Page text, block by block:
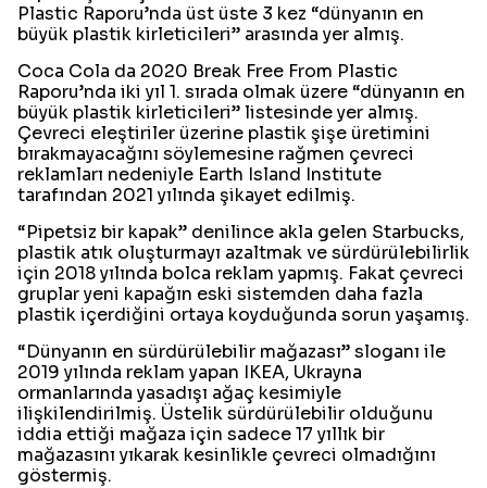
Plastic Raporu’nda üst üste 3 kez “dünyanın en
büyük plastik kirleticileri” arasında yer almış.
Coca Cola da 2020 Break Free From Plastic
Raporu’nda iki yıl 1. sırada olmak üzere “dünyanın en
büyük plastik kirleticileri” listesinde yer almış.
Çevreci eleştiriler üzerine plastik şişe üretimini
bırakmayacağını söylemesine rağmen çevreci
reklamları nedeniyle Earth Island Institute
tarafından 2021 yılında şikayet edilmiş.
“Pipetsiz bir kapak” denilince akla gelen Starbucks,
plastik atık oluşturmayı azaltmak ve sürdürülebilirlik
için 2018 yılında bolca reklam yapmış. Fakat çevreci
gruplar yeni kapağın eski sistemden daha fazla
plastik içerdiğini ortaya koyduğunda sorun yaşamış.
“Dünyanın en sürdürülebilir mağazası” sloganı ile
2019 yılında reklam yapan IKEA, Ukrayna
ormanlarında yasadışı ağaç kesimiyle
ilişkilendirilmiş. Üstelik sürdürülebilir olduğunu
iddia ettiği mağaza için sadece 17 yıllık bir
mağazasını yıkarak kesinlikle çevreci olmadığını
göstermiş.